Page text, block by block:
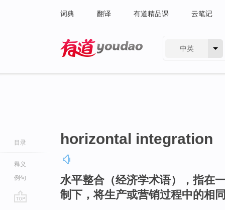
词典 翻译 有道精品课 云笔记
中英
目录
释义
例句
horizontal integration
水平整合（经济学术语），指在
制下，将生产或营销过程中的相